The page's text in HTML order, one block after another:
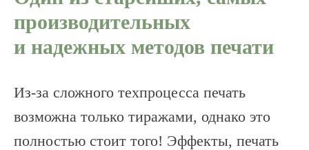
производительных
и надежных методов печати
Из-за сложного техпроцесса печать
возможна только тиражами, однако это
полностью стоит того! Эффекты, печать